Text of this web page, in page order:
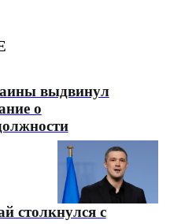
выдвинул
о
столкнулся с